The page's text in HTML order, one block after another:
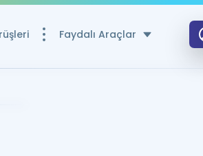
Faydalı Araçlar
Kaynaklar